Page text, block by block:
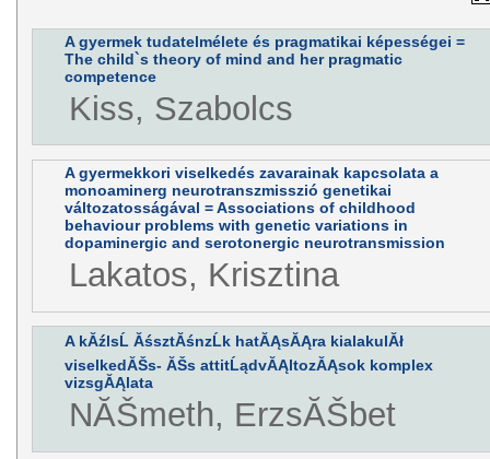
A gyermek tudatelmélete és pragmatikai képességei =
The child`s theory of mind and her pragmatic
competence
Kiss, Szabolcs
A gyermekkori viselkedés zavarainak kapcsolata a
monoaminerg neurotranszmisszió genetikai
változatosságával = Associations of childhood
behaviour problems with genetic variations in
dopaminergic and serotonergic neurotransmission
Lakatos, Krisztina
A kĂźlsĹ ĂśsztĂśnzĹk hatĂĄsĂĄra kialakulĂł
viselkedĂŠs- ĂŠs attitĹądvĂĄltozĂĄsok komplex
vizsgĂĄlata
NĂŠmeth, ErzsĂŠbet